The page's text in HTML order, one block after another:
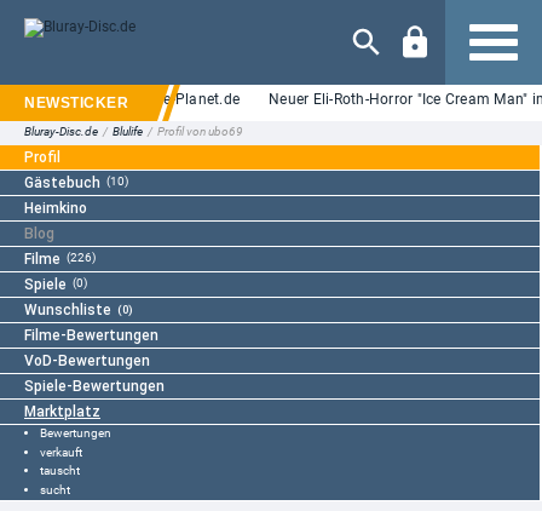
Navigation
Rabatt bei Anime-Planet.de Neuer Eli-Roth-Horror "Ice Cream Man"
Bluray-Disc.de / Blulife / Profil von ubo69
Profil
Gästebuch (10)
Heimkino
Blog
Filme (226)
Spiele (0)
Wunschliste (0)
Filme-Bewertungen
VoD-Bewertungen
Spiele-Bewertungen
Marktplatz
Bewertungen
verkauft
tauscht
sucht